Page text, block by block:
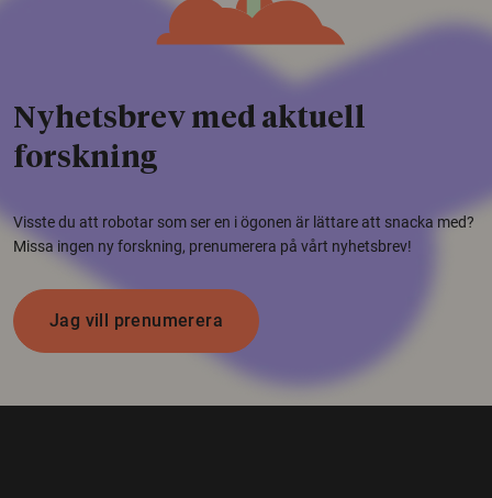
Nyhetsbrev med aktuell
forskning
Visste du att robotar som ser en i ögonen är lättare att snacka med?
Missa ingen ny forskning, prenumerera på vårt nyhetsbrev!
Jag vill prenumerera